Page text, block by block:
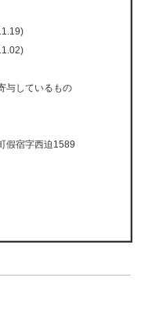
与しているもの
假宿字西迫1589